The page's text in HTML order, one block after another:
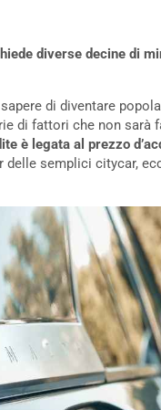
diverse decine di
di diventare
di fattori che non sarà
è legata al prezzo
delle semplici citycar,